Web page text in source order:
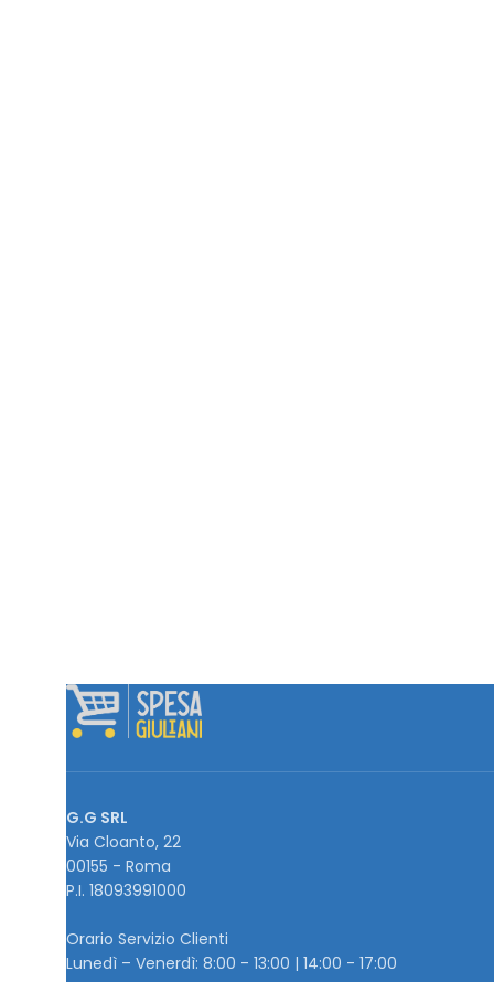
G.G SRL
Via Cloanto, 22
00155 - Roma
P.I. ‭18093991000
Orario Servizio Clienti
Lunedì – Venerdì: 8:00 - 13:00 | 14:00 - 17:00